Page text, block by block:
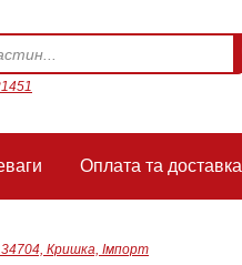
Оплата та доставка
Кришка, Імпорт